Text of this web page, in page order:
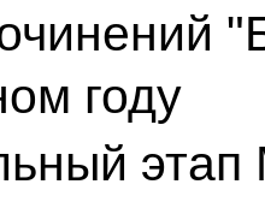
году
этап